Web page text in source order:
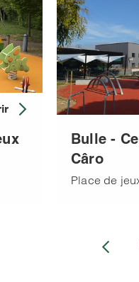
Bulle -
Câro
Place de